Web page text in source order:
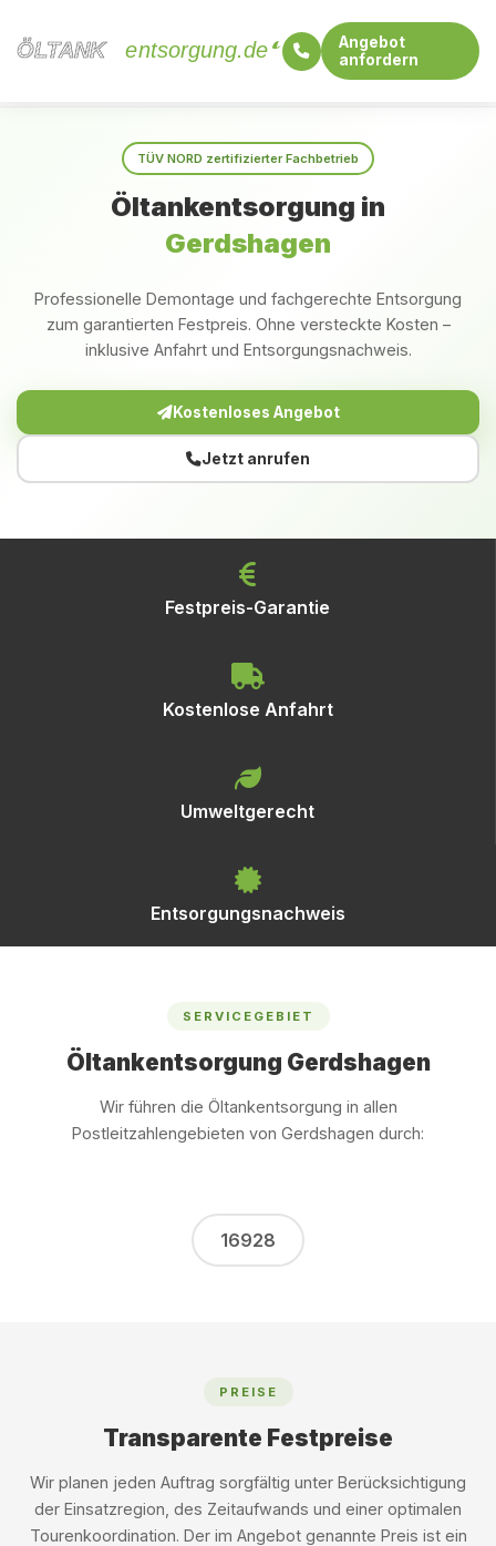
ÖLTANK
ÖLTANK entsorgung.de
Angebot
anfordern
TÜV NORD zertifizierter Fachbetrieb
Öltankentsorgung in
Gerdshagen
Professionelle Demontage und fachgerechte Entsorgung
zum garantierten Festpreis. Ohne versteckte Kosten –
inklusive Anfahrt und Entsorgungsnachweis.
Kostenloses Angebot
Jetzt anrufen
Festpreis-Garantie
Kostenlose Anfahrt
Umweltgerecht
Entsorgungsnachweis
SERVICEGEBIET
Öltankentsorgung Gerdshagen
Wir führen die Öltankentsorgung in allen
Postleitzahlengebieten von Gerdshagen durch:
16928
PREISE
Transparente Festpreise
Wir planen jeden Auftrag sorgfältig unter Berücksichtigung
der Einsatzregion, des Zeitaufwands und einer optimalen
Tourenkoordination. Der im Angebot genannte Preis ist ein